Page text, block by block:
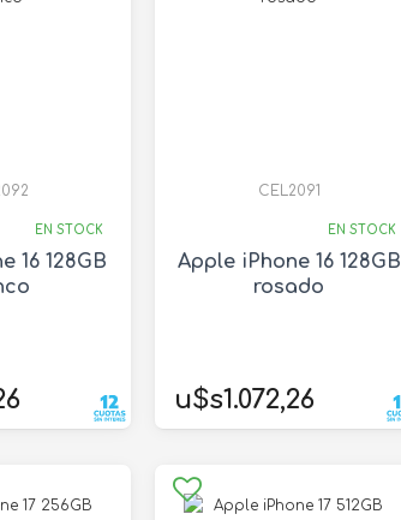
EN STOCK
16 128GB
CEL2091
EN STOCK
Apple iPhone 16 128GB
rosado
u$s1.072,26